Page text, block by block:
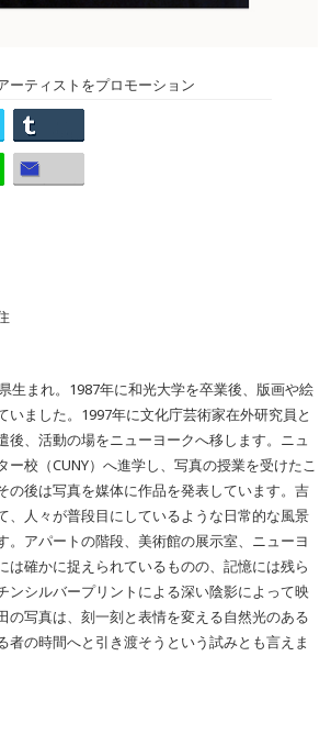
ーティストをプロモーション
生まれ。1987年に和光大学を卒業後、版画や絵
いました。1997年に文化庁芸術家在外研究員と
後、活動の場をニューヨークへ移します。ニュ
ー校（CUNY）へ進学し、写真の授業を受けたこ
の後は写真を媒体に作品を発表しています。吉
、人々が普段目にしているような日常的な風景
。アパートの階段、美術館の展示室、ニューヨ
は確かに捉えられているものの、記憶には残ら
ンシルバープリントによる深い陰影によって映
の写真は、刻一刻と表情を変える自然光のある
者の時間へと引き渡そうという試みとも言えま